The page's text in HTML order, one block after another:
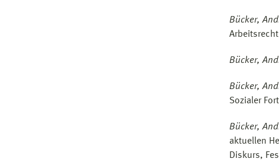
Bücker,
Bücker,
Bücker,
Sozialer
Bücker,
aktuellen
Diskurs,